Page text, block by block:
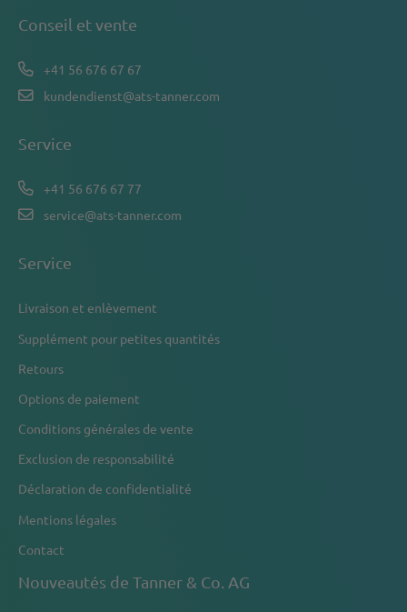
Conseil et vente
+41 56 676 67 67
kundendienst@ats-tanner.com
Service
+41 56 676 67 77
service@ats-tanner.com
Service
Livraison et enlèvement
Supplément pour petites quantités
Retours
Options de paiement
Conditions générales de vente
Exclusion de responsabilité
Déclaration de confidentialité
Mentions légales
Contact
Nouveautés de Tanner & Co. AG